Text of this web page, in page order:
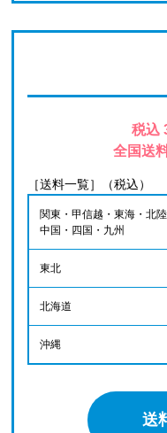
税込
全国送
［送料一覧］（税込）
関東・甲信越・東海・北
中国・四国・九州
東北
北海道
沖縄
送